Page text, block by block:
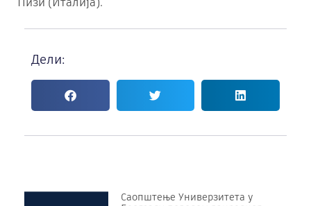
Дели:
Саопштење Универзитета у